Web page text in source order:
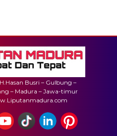
Busri – Gulbung –
– Madura – Jawa-timur